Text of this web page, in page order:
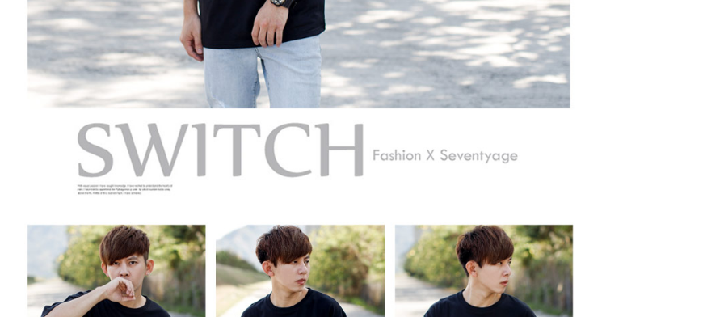
形，恩沛科技股份有限公司將有權停止該用戶之使用額度並採取法律行
動。